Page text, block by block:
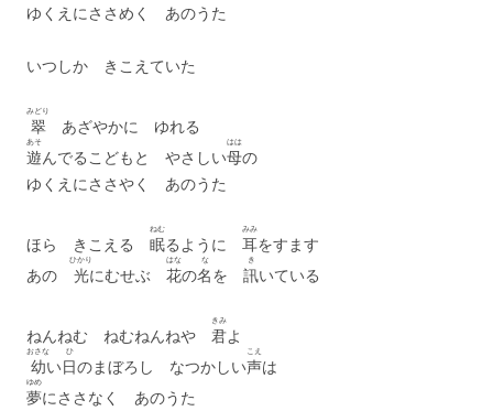
ゆくえにささめく あのうた
いつしか きこえていた
翠
みどり
あざやかに ゆれる
遊
あそ
んでるこどもと やさしい母
はは
の
ゆくえにささやく あのうた
ほら きこえる 眠
ねむ
るように 耳
みみ
をすます
あの 光
ひかり
にむせぶ 花
はな
の名
な
を 訊
き
いている
ねんねむ ねむねんねや 君
きみ
よ
幼
おさな
い日
ひ
のまぼろし なつかしい声
こえ
は
夢
ゆめ
にささなく あのうた